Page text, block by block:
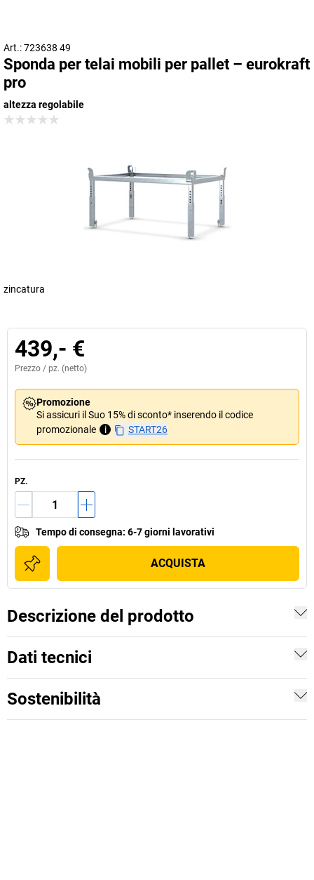
Art.: 723638 49
Sponda per telai mobili per pallet – eurokraft
pro
altezza regolabile
zincatura
439,- €
Prezzo / pz. (netto)
Promozione
Si assicuri il Suo 15% di sconto* inserendo il codice
promozionale
i START26
PZ.
Tempo di consegna: 6-7 giorni lavorativi
ACQUISTA
Descrizione del prodotto
Dati tecnici
Sostenibilità